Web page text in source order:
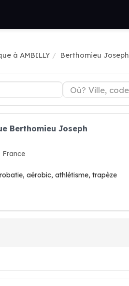
à AMBILLY Berthomieu Joseph
Berthomieu Joseph
France
aérobic, athlétisme, trapèze